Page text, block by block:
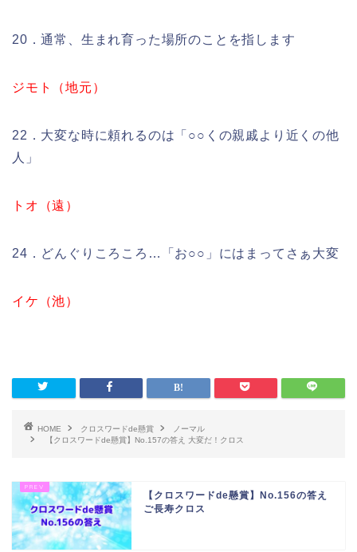
20．通常、生まれ育った場所のことを指します
ジモト（地元）
22．大変な時に頼れるのは「○○くの親戚より近くの他
人」
トオ（遠）
24．どんぐりころころ…「お○○」にはまってさぁ大変
イケ（池）
HOME クロスワードde懸賞
ノーマル
【クロスワードde懸賞】No.157の答え 大変だ！クロス
【クロスワードde懸賞】No.156の答え
ご長寿クロス